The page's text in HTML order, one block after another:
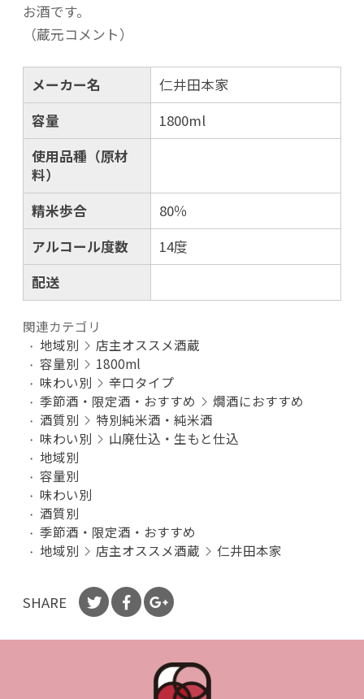
お酒です。
（蔵元コメント）
お買い物を続ける
メーカー名
仁井田本家
容量
1800ml
使用品種（原材
料）
精米歩合
80％
アルコール度数
14度
配送
関連カテゴリ
地域別
店主オススメ酒蔵
容量別
1800ml
味わい別
辛口タイプ
季節酒・限定酒・おすすめ
燗酒におすすめ
酒質別
特別純米酒・純米酒
味わい別
山廃仕込・生もと仕込
地域別
容量別
味わい別
酒質別
季節酒・限定酒・おすすめ
地域別
店主オススメ酒蔵 仁井田本家
SHARE